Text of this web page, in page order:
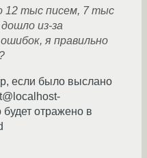
12 тыс писем, 7 тыс
из-за
я правильно
если было выслано
отражено в